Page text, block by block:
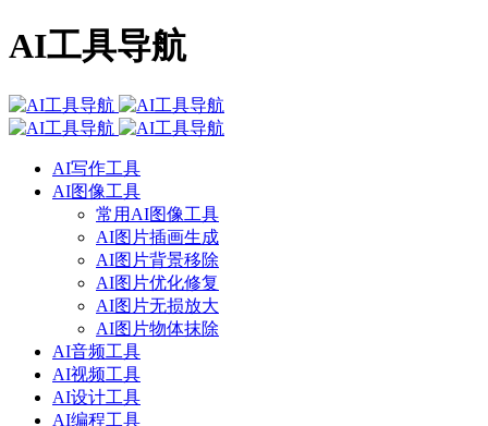
AI工具导航
AI写作工具
AI图像工具
常用AI图像工具
AI图片插画生成
AI图片背景移除
AI图片优化修复
AI图片无损放大
AI图片物体抹除
AI音频工具
AI视频工具
AI设计工具
AI编程工具